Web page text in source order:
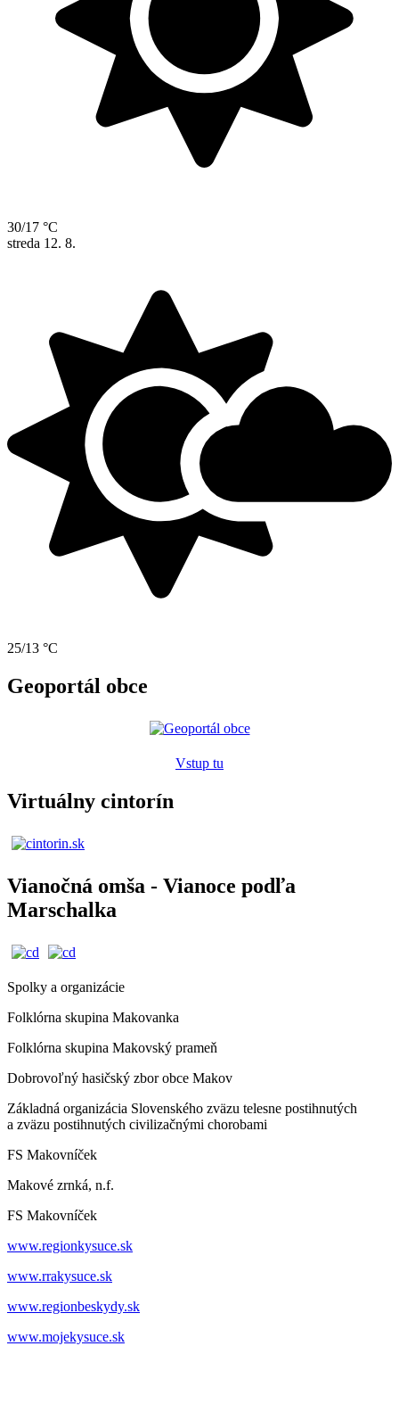
30/17 °C
streda 12. 8.
25/13 °C
Geoportál obce
Vstup tu
Virtuálny cintorín
Vianočná omša - Vianoce podľa
Marschalka
Spolky a organizácie
Folklórna skupina Makovanka
Folklórna skupina Makovský prameň
Dobrovoľný hasičský zbor obce Makov
Základná organizácia Slovenského zväzu telesne postihnutých
a zväzu postihnutých civilizačnými chorobami
FS Makovníček
Makové zrnká, n.f.
FS Makovníček
www.regionkysuce.sk
www.rrakysuce.sk
www.regionbeskydy.sk
www.mojekysuce.sk